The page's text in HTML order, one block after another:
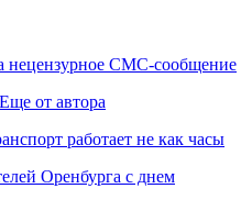
нецензурное СМС-сообщение
Еще от автора
работает не как часы
Оренбурга с днем